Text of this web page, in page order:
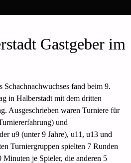
Gastgeber im
fand beim 9.
in Halberstadt mit dem dritten
Ausgeschrieben waren Turniere für
und
u9 (unter 9 Jahre), u11, u13 und
Turniergruppen spielten 7 Runden
je Spieler, die anderen 5